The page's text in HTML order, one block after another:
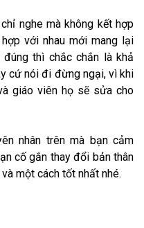
nghe mà không kết hợp
với nhau mới mang lại
thì chắc chắn là khả
cứ nói đi đừng ngại, vì khi
giáo viên họ sẽ sửa cho
nhân trên mà bạn cảm
cố gắn thay đổi bản thân
và một cách tốt nhất nhé.